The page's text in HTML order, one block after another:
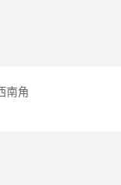
南角